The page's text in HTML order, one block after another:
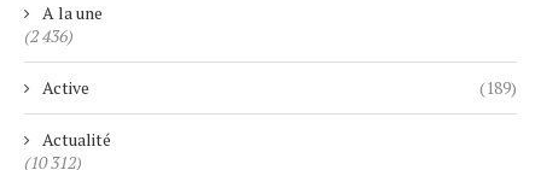
A la une
(2 436)
Active (189)
Actualité
(10 312)